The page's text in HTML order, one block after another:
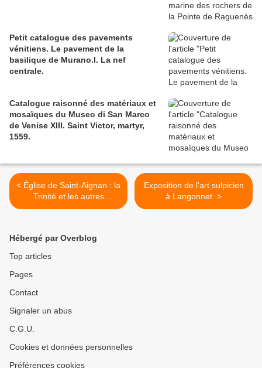
Petit catalogue des pavements
vénitiens. Le pavement de la
basilique de Murano.I. La nef
centrale.
Catalogue raisonné des matériaux et
mosaïques du Museo di San Marco
de Venise XIII. Saint Victor, martyr,
1559.
< Église de Saint-Aignan : la
Trinité et les autres
oeuvres.
Exposition de l'art sulpicien
à Langonnet. >
Hébergé par Overblog
Top articles
Pages
Contact
Signaler un abus
C.G.U.
Cookies et données personnelles
Préférences cookies